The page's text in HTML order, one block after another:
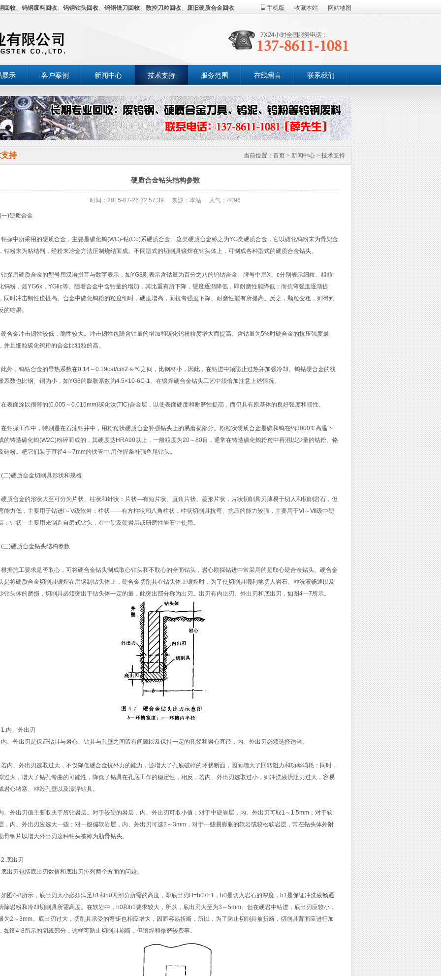
回收、 钨钢废料回收、 钨钢钻头回收、 钨钢铣刀回收、 数控刀粒回收、 废旧硬质合金回收 手机版 收藏本站 网站地图
展示 客户案例 新闻中心 技术支持 服务范围 在线留言 联系我们
当前位置： 首页 > 新闻中心 > 技术支持
持
硬质合金钻头结构参数
时间：2015-07-26 22:57:39 来源：本站 人气：4096
)硬质合金
中所采用的硬质合金，主要是碳化钨(WC)-钴(Co)系硬质合金。这类硬质合金称之为YG类硬质合金，它以碳化钨粉末为骨架金
钴粉末为粘结剂，经粉末冶金方法压制烧结而成。不同型式的切削具镶焊在钻头体上，可制成各种型式的硬质合金钻头。
用硬质合金的型号用汉语拼音与数字表示，如YG8则表示含钴量为百分之八的钨钴合金。牌号中用X、c分别表示细粒、粗粒
钨粉，如YG6x，YGllc等。随着合金中含钴量的增加，其比重有所下降，硬度逐渐降低，即耐磨性能降低；而抗弯强度逐渐提
同时冲击韧性也提高。合金中碳化钨粉的粒度细时，硬度增高，而抗弯强度下降、耐磨性能有所提高。反之，颗粒变粗，则得到
的结果。
金冲击韧性较低，脆性较大。冲击韧性也随含钴量的增加和碳化钨粉粒度增大而提高。含钴量为5%时硬合金的抗压强度最
并且细粒碳化钨粉的合金比粗粒的高。
，钨钴合金的导热系数在0.14～0.19cal/cm2·s·℃之间，比钢材小，因此，在钻进中须防止过热并加强冷却。钨钴硬合金的线
系数也比钢、铜为小，如YG8的膨胀系数为4.5×10-6C-1。在镶焊硬合金钻头工艺中须倍加注意上述情况。
面涂以很薄的(0.005～0.015mm)碳化汰(TIC)合金层，以使表面硬度和耐磨性提高，而仍具有原基体的良好强度和韧性。
探工作中，特别是在石油钻井中，用粉粒状硬质合金补强钻头上的易磨损部分。粉粒状硬质合金是碳和钨在约3000℃高温下
的铸造碳化钨(W2C)粉碎而成的，其硬度达HRA90以上，一般粒度为20～80目，通常在铸造碳化钨粉粒中再混以少量的钴粉、铬
硅粉。杷它们装于直径4～7mm的铁管中.用作焊条补强鱼尾钻头。
硬质合金切削具形状和规格
合金的形状大至可分为片状、柱状和针状：片状—有短片状、直角片状、菱形片状，片状切削具刃薄易于切人和切削岩石，但
能力低，主要用于钻进I～V级软岩；柱状——有方柱状和八角柱状，柱状切削具抗弯、抗压的能力较强，主要用于Ⅵ～Ⅶ级中硬
；针状—主要用来制造自磨式钻头，在中硬及硬岩层或研磨性岩石中使用。
硬质合金钻头结构参数
施工要求是否取心，可将硬合金钻头制成取心钻头和不取心的全面钻头，岩心勘探钻进中常采用的是取心硬合金钻头。硬合金
是将硬质合金切削具镶焊在用钢制钻头体上，硬合金切削具在钻头体上镶焊时，为了使切削具顺利地切人岩石、冲洗液畅通以及
钻头体的磨损，切削具必须突出于钻头体一定的量，此突出部分称为出刃。出刃有内出刃、外出刃和底出刃，如图4—7所示。
、外出刃
外出刃是保证钻具与岩心、钻具与孔壁之间留有间隙以及保持一定的孔径和岩心直径，内、外出刃必须选择适当。
、外出刃选取过大，不仅降低硬合金抗外力的能力，还增大了孔底破碎的环状断面，因而增大了回转阻力和功率消耗；同时，
过大，增大了钻孔弯曲的可能性，降低了钻具在孔底工作的稳定性，相反，若内、外出刃选取过小，则冲洗液流阻力过大，容易
岩心堵塞、冲毁孔壁以及漂浮钻具。
外出刃值主要取决于所钻岩层。对于较硬的岩层，内、外出刃可取小值；对于中硬岩层，内、外出刃可取1～1.5mm；对于软
，内、外出刃应选大一些；对一般偏软岩层，内、外出刃可选2～3mm，对于一些易膨胀的软岩或较松软岩层，常在钻头体外附
骨钢片以增大外出刃这种钻头被称为肋骨钻头。
出刃
刃包括底出刃数值和底出刃排列两个方面的问题。
4-8所示，底出刃大小必须满足h1和h0两部分所需的高度，即底出刃H=h0+h1，h0是切入岩石的深度，h1是保证冲洗液畅通
除岩粉和冷却切削具所需高度。在软岩中，h0和h1要求较大，所以，底出刃大至为3～5mm。但在硬岩中钻进，底出刃应较小，
为2～3mm。底出刃过大，切削具承受的弯矩也相应增大，因而容易折断，所以，为了防止切削具被折断，切削具背面应进行加
如图4-8所示的阴线部分，这样可防止切削具崩断，但镶焊和修磨较费事。